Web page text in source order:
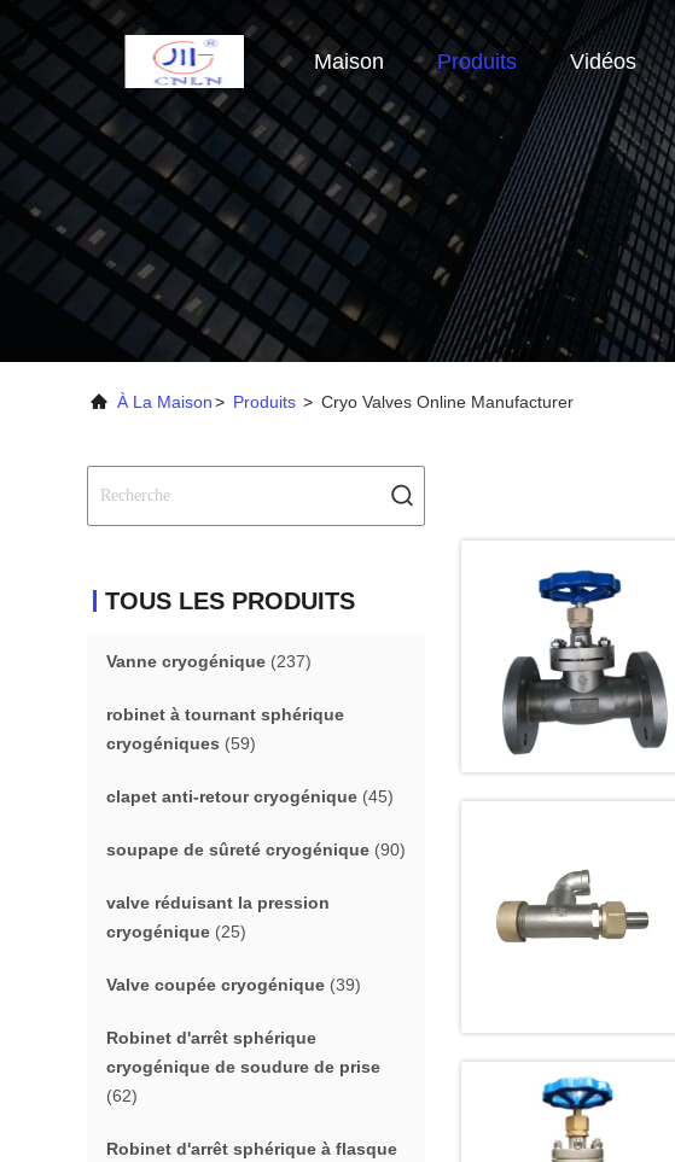
Maison Produits Vidéos
À La Maison> Produits > Cryo Valves Online Manufacturer
TOUS LES PRODUITS
Vanne cryogénique (237)
robinet à tournant sphérique
cryogéniques (59)
clapet anti-retour cryogénique (45)
soupape de sûreté cryogénique (90)
valve réduisant la pression
cryogénique (25)
Valve coupée cryogénique (39)
Robinet d'arrêt sphérique
cryogénique de soudure de prise
(62)
Robinet d'arrêt sphérique à flasque